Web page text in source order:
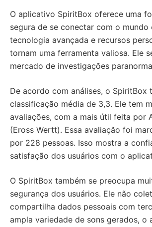
O aplicativo SpiritBox oferece uma
segura de se conectar com o mundo
tecnologia avançada e recursos
tornam uma ferramenta valiosa. Ele
mercado de investigações
De acordo com análises, o SpiritBox
classificação média de 3,3. Ele tem
avaliações, com a mais útil feita por
(Eross Wertt). Essa avaliação foi
por 228 pessoas. Isso mostra a
satisfação dos usuários com o
O SpiritBox também se preocupa
segurança dos usuários. Ele não
compartilha dados pessoais com
ampla variedade de sons gerados, o